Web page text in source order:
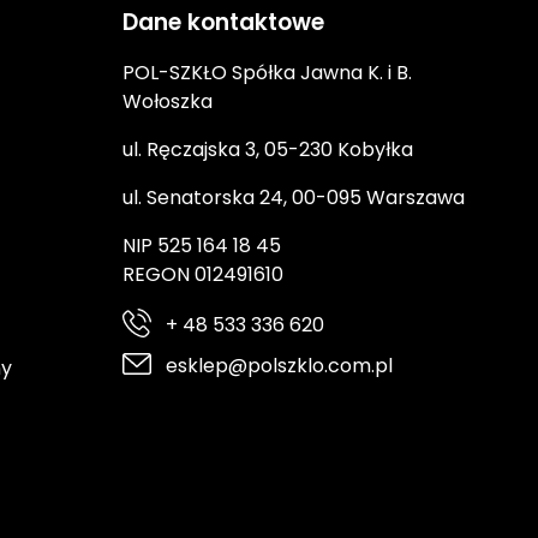
Dane kontaktowe
POL-SZKŁO Spółka Jawna K. i B.
Wołoszka
ul. Ręczajska 3, 05-230 Kobyłka
ul. Senatorska 24, 00-095 Warszawa
NIP 525 164 18 45
REGON 012491610
+ 48 533 336 620
esklep@polszklo.com.pl